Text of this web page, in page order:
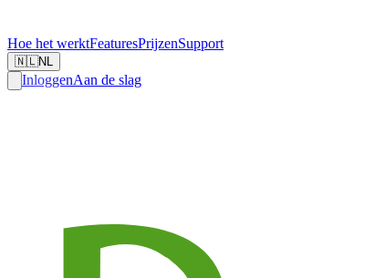
Hoe het werktFeaturesPrijzenSupport
🇳🇱NL
InloggenAan de slag